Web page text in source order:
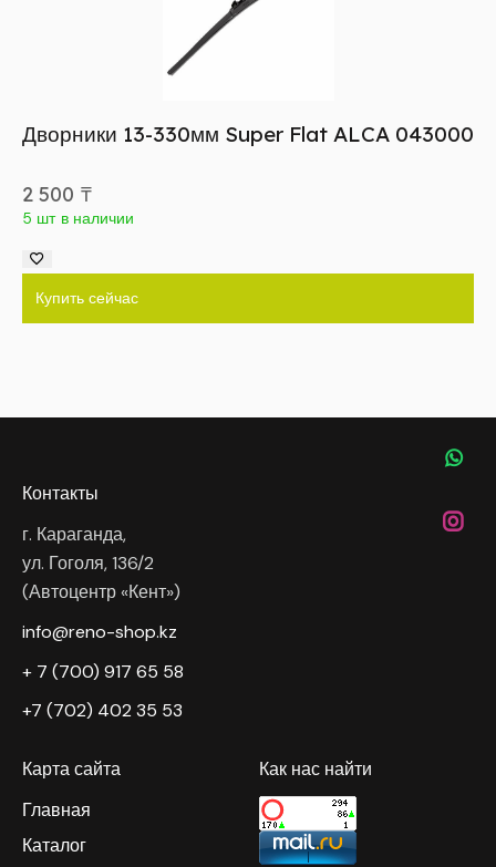
Дворники 13-330мм Super Flat ALCA 043000
2 500 ₸
5 шт в наличии
Купить сейчас
Контакты
г. Караганда,
ул. Гоголя, 136/2
(Автоцентр «Кент»)
info@reno-shop.kz
+ 7 (700) 917 65 58
+7 (702) 402 35 53
Карта сайта
Главная
Каталог
Как нас найти